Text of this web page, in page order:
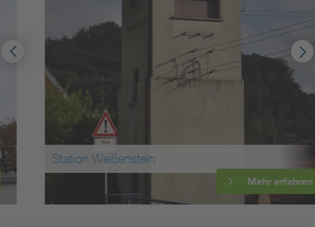
Station Weißenstein
Mehr erfahren